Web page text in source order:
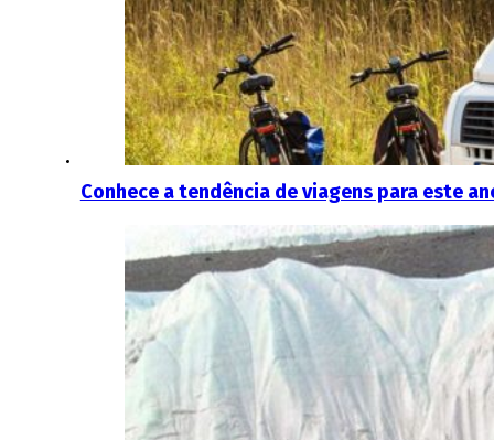
Conhece a tendência de viagens para este